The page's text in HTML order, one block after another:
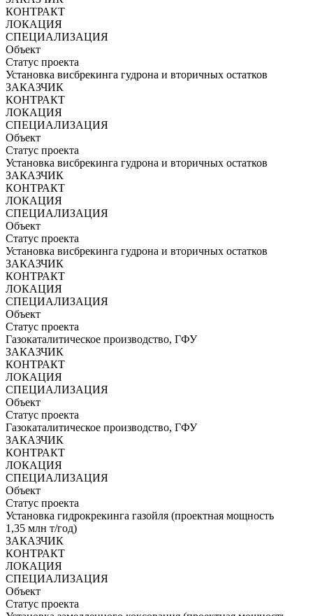
КОНТРАКТ
ЛОКАЦИЯ
СПЕЦИАЛИЗАЦИЯ
Объект
Статус проекта
Установка висбрекинга гудрона и вторичных остатков
ЗАКАЗЧИК
КОНТРАКТ
ЛОКАЦИЯ
СПЕЦИАЛИЗАЦИЯ
Объект
Статус проекта
Установка висбрекинга гудрона и вторичных остатков
ЗАКАЗЧИК
КОНТРАКТ
ЛОКАЦИЯ
СПЕЦИАЛИЗАЦИЯ
Объект
Статус проекта
Установка висбрекинга гудрона и вторичных остатков
ЗАКАЗЧИК
КОНТРАКТ
ЛОКАЦИЯ
СПЕЦИАЛИЗАЦИЯ
Объект
Статус проекта
Газокаталитическое производство, ГФУ
ЗАКАЗЧИК
КОНТРАКТ
ЛОКАЦИЯ
СПЕЦИАЛИЗАЦИЯ
Объект
Статус проекта
Газокаталитическое производство, ГФУ
ЗАКАЗЧИК
КОНТРАКТ
ЛОКАЦИЯ
СПЕЦИАЛИЗАЦИЯ
Объект
Статус проекта
Установка гидрокрекинга газойля (проектная мощность
1,35 млн т/год)
ЗАКАЗЧИК
КОНТРАКТ
ЛОКАЦИЯ
СПЕЦИАЛИЗАЦИЯ
Объект
Статус проекта